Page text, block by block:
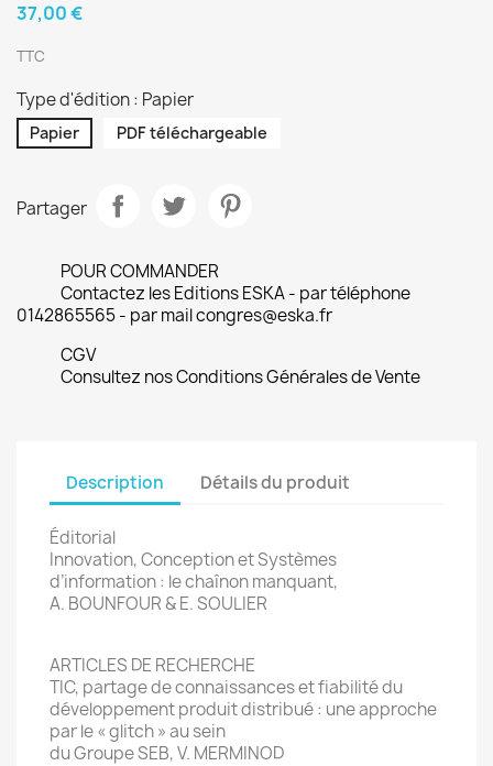
37,00 €
TTC
Type d'édition : Papier
Papier PDF téléchargeable
Partager
POUR COMMANDER
Contactez les Editions ESKA - par téléphone
0142865565 - par mail congres@eska.fr
CGV
Consultez nos Conditions Générales de Vente
Description Détails du produit
Éditorial
Innovation, Conception et Systèmes
d’information : le chaînon manquant,
A. BOUNFOUR & E. SOULIER
ARTICLES DE RECHERCHE
TIC, partage de connaissances et fiabilité du
développement produit distribué : une approche
par le « glitch » au sein
du Groupe SEB, V. MERMINOD